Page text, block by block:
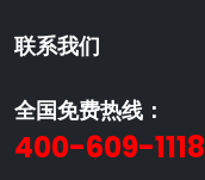
联系我们
全国免费热线：
400-609-1118